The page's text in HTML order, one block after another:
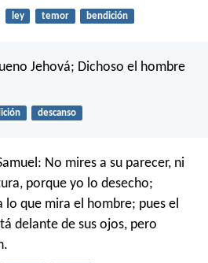
ley temor bendición
Jehová; Dichoso el hombre
descanso
No mires a su parecer, ni
porque yo lo desecho;
lo que mira el hombre; pues el
delante de sus ojos, pero